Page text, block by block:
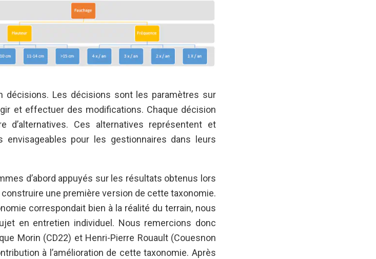
décisions. Les décisions sont les paramètres sur
et effectuer des modifications. Chaque décision
d’alternatives. Ces alternatives représentent et
envisageables pour les gestionnaires dans leurs
d’abord appuyés sur les résultats obtenus lors
une première version de cette taxonomie.
correspondait bien à la réalité du terrain, nous
en entretien individuel. Nous remercions donc
Morin (CD22) et Henri-Pierre Rouault (Couesnon
à l’amélioration de cette taxonomie. Après